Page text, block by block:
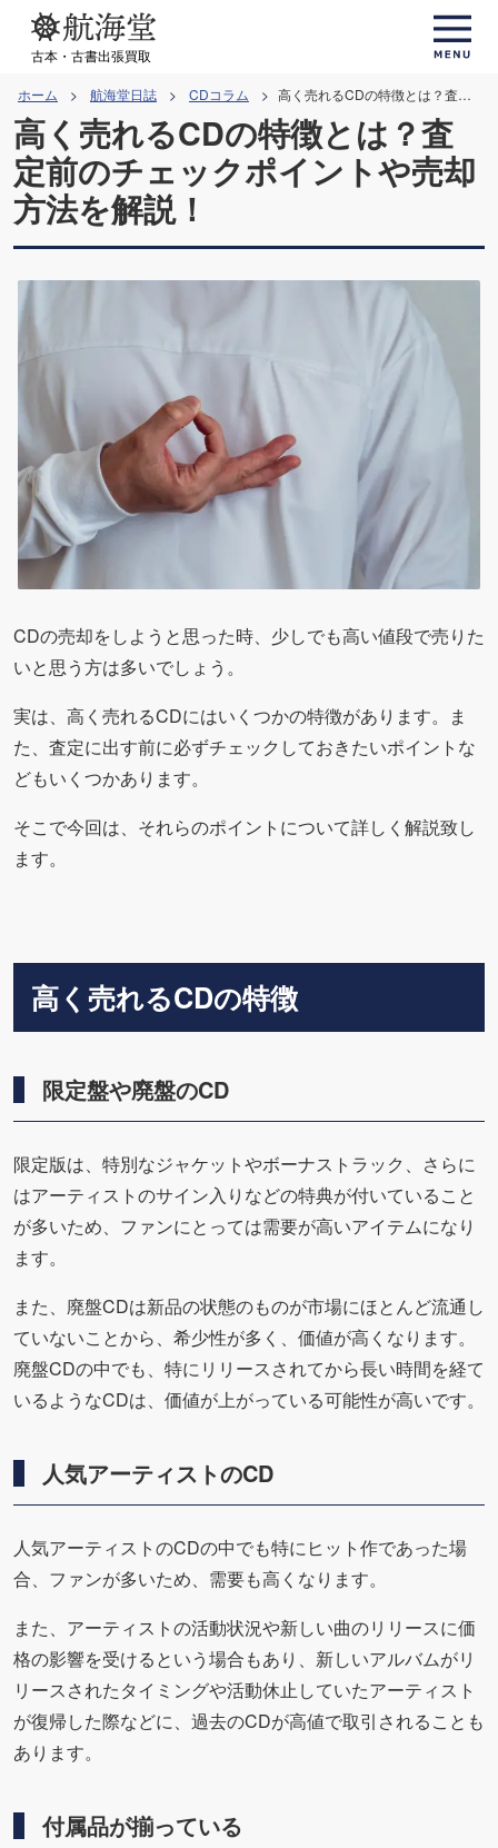
ツ
へ
ス
キ
古本・古書出張買取
ホーム 航海堂日誌 CDコラム 高く売れるCDの特徴とは？査定前のチェックポイントや売却方法を解説！
高く売れるCDの特徴とは？査
定前のチェックポイントや売却
方法を解説！
CDの売却をしようと思った時、少しでも高い値段で売りた
いと思う方は多いでしょう。
実は、高く売れるCDにはいくつかの特徴があります。ま
た、査定に出す前に必ずチェックしておきたいポイントな
どもいくつかあります。
そこで今回は、それらのポイントについて詳しく解説致し
ます。
高く売れるCDの特徴
限定盤や廃盤のCD
限定版は、特別なジャケットやボーナストラック、さらに
はアーティストのサイン入りなどの特典が付いていること
が多いため、ファンにとっては需要が高いアイテムになり
ます。
また、廃盤CDは新品の状態のものが市場にほとんど流通し
ていないことから、希少性が多く、価値が高くなります。
廃盤CDの中でも、特にリリースされてから長い時間を経て
いるようなCDは、価値が上がっている可能性が高いです。
人気アーティストのCD
人気アーティストのCDの中でも特にヒット作であった場
合、ファンが多いため、需要も高くなります。
また、アーティストの活動状況や新しい曲のリリースに価
格の影響を受けるという場合もあり、新しいアルバムがリ
リースされたタイミングや活動休止していたアーティスト
が復帰した際などに、過去のCDが高値で取引されることも
あります。
付属品が揃っている